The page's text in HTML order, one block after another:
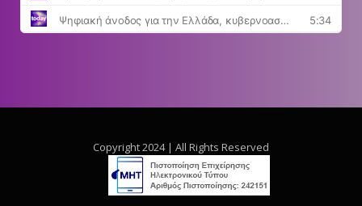
Copyright 2024 | All Rights Reserved